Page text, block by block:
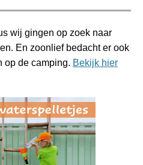
wij gingen op zoek naar
En zoonlief bedacht er ook
op de camping. Bekijk hier